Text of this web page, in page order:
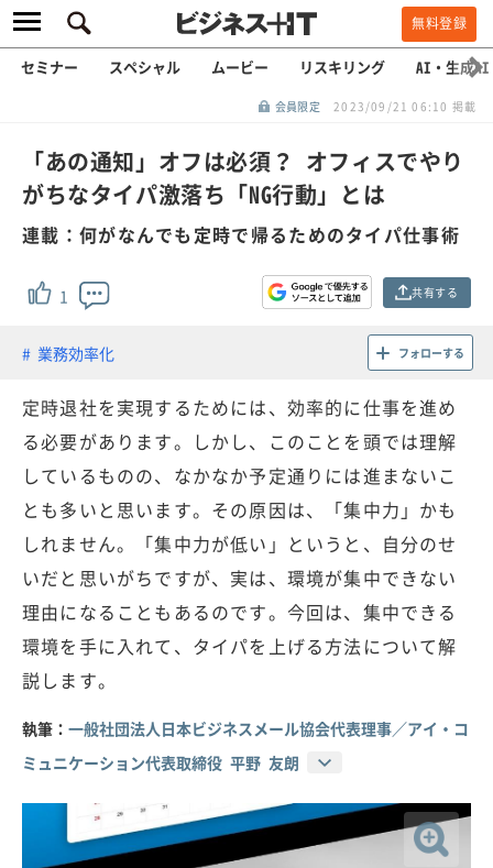
無料登録
セミナー スペシャル ムービー リスキリング AI・生成AI
会員限定 2023/09/21 06:10 掲載
「あの通知」オフは必須？ オフィスでやり
がちなタイパ激落ち「NG行動」とは
連載：何がなんでも定時で帰るためのタイパ仕事術
1 共有する
業務効率化 フォローする
定時退社を実現するためには、効率的に仕事を進め
る必要があります。しかし、このことを頭では理解
しているものの、なかなか予定通りには進まないこ
とも多いと思います。その原因は、「集中力」かも
しれません。「集中力が低い」というと、自分のせ
いだと思いがちですが、実は、環境が集中できない
理由になることもあるのです。今回は、集中できる
環境を手に入れて、タイパを上げる方法について解
説します。
執筆： 一般社団法人日本ビジネスメール協会代表理事／アイ・コ
ミュニケーション代表取締役 平野 友朗